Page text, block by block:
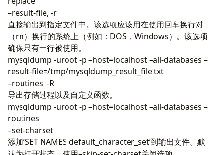
–result-file, -r
直接输出到指定文件中。该选项应该用在使用回车换行对
（rn）换行的系统上（例如：DOS，Windows）。该选项
确保只有一行被使用。
mysqldump -uroot -p –host=localhost –all-databases –
result-file=/tmp/mysqldump_result_file.txt
–routines, -R
导出存储过程以及自定义函数。
mysqldump -uroot -p –host=localhost –all-databases –
routines
–set-charset
添加’SET NAMES default_character_set’到输出文件。默